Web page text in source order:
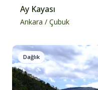
Ay Kayası
Ankara / Çubuk
Dağlık